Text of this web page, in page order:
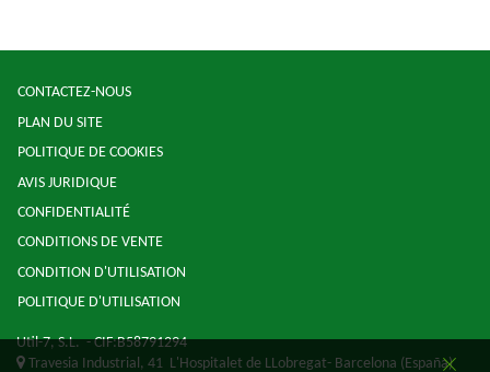
CONTACTEZ-NOUS
PLAN DU SITE
POLITIQUE DE COOKIES
AVIS JURIDIQUE
CONFIDENTIALITÉ
CONDITIONS DE VENTE
CONDITION D'UTILISATION
POLITIQUE D'UTILISATION
Util-7, S.L.- CIF:B58791294
Travesia Industrial, 41 L'Hospitalet de LLobregat- Barcelona (España)